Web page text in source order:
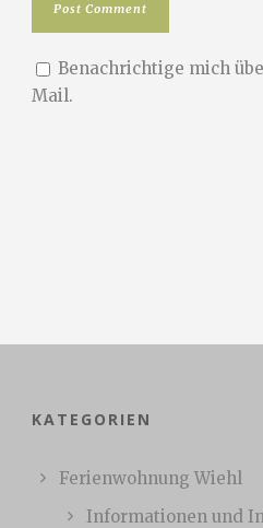
Benachrichtige mich
Mail.
KATEGORIEN
Ferienwohnung Wiehl
Informationen und